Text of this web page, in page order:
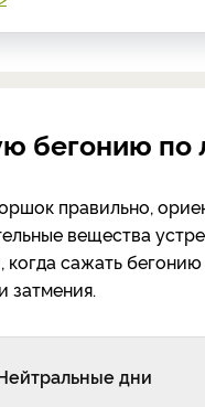
бегонию
правильно,
вещества
сажать
затмения.
дни